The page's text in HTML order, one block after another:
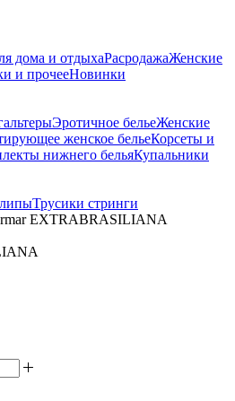
дома и отдыхаРасродажаЖенские
и прочееНовинки
Эротичное бельеЖенские
женское бельеКорсеты и
нижнего бельяКупальники
Трусики стринги
EXTRABRASILIANA